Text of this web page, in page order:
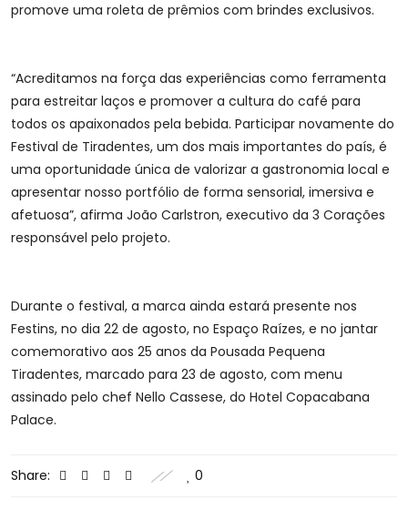
promove uma roleta de prêmios com brindes exclusivos.
“Acreditamos na força das experiências como ferramenta
para estreitar laços e promover a cultura do café para
todos os apaixonados pela bebida. Participar novamente do
Festival de Tiradentes, um dos mais importantes do país, é
uma oportunidade única de valorizar a gastronomia local e
apresentar nosso portfólio de forma sensorial, imersiva e
afetuosa”, afirma João Carlstron, executivo da 3 Corações
responsável pelo projeto.
Durante o festival, a marca ainda estará presente nos
Festins, no dia 22 de agosto, no Espaço Raízes, e no jantar
comemorativo aos 25 anos da Pousada Pequena
Tiradentes, marcado para 23 de agosto, com menu
assinado pelo chef Nello Cassese, do Hotel Copacabana
Palace.
Share: 0